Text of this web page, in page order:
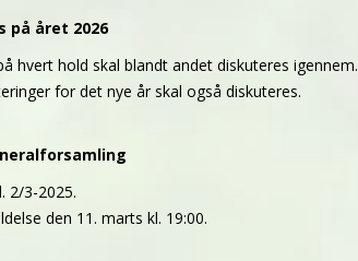
på året 2026
hvert hold skal blandt andet diskuteres igennem.
for det nye år skal også diskuteres.
2/3-2025.
den 11. marts kl. 19:00.